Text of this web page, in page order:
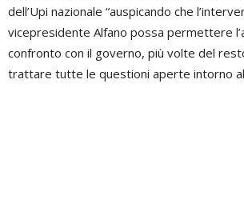
dell’Upi nazionale “auspicando che
vicepresidente Alfano possa permettere
confronto con il governo, più volte del
trattare tutte le questioni aperte intorno